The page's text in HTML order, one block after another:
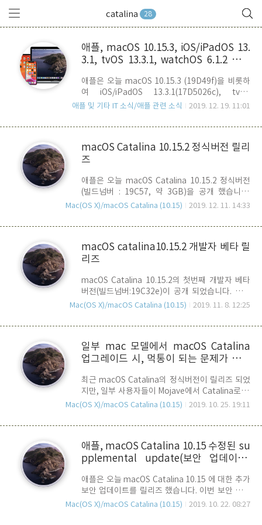
catalina 28
애플, macOS 10.15.3, iOS/iPadOS 13.
3.1, tvOS 13.3.1, watchOS 6.1.2 공개
애플은 오늘 macOS 10.15.3 (19D49f)을 비롯하
여 iOS/iPadOS 13.3.1(17D5026c), tvOS
13.3.1(17K5775c), watchOS 6.1.2(17S5775c)
요. 어제 개발자 버전이 릴리즈 되었고, 오늘 공개
특별히 알려진 새로운 기능과 관련된 소식이 없는
것으로 봐서는 성능 향상 및 버그 수정에 초점이 맞
논란이 되었던, 스크린 타임에서 커뮤니케이션 제
한 우회 버그가 수정되었을 것으로 예상됩니다.
애플 및 기타 IT 소식/애플 관련 소식 2019. 12. 19. 11:01
macOS Catalina 10.15.2 정식버전 릴리
즈
애플은 오늘 macOS Catalina 10.15.2 정식버전
(빌드넘버 : 19C57, 약 3GB)을 공개 했습니다.
10.15.1 공개 이 후, 40여일 만의 마이너 업데이트
정성, 신뢰성, 및 성능 향상에 초점을 맞춘 것으로,
있습니다. 음악 앱 - 음악 라이브러리를 관리하기 위
한 컬럼 브라우저 기능 부활 - 앨범 아트 워크가 정
음악 이퀄라이저 설정이 초기화 되던 버그를 수정
iTunes Remote - Mac의 음악 및 TV앱에서
iPhone 또는 iPad를 이용한 원격 제어 지원. 사진
Mac(OS X)/macOS Catalina (10.15) 2019. 12. 11. 14:33
macOS catalina10.15.2 개발자 베타 릴
리즈
macOS Catalina 10.15.2의 첫번째 개발자 베타
버전(빌드넘버:19C32e)이 공개 되었습니다. 업데
이트 패키지는 대략 2.8GB 정도 입니다. 릴리즈 노
으로는 AirPod Pro 지원 및 버그 픽스, 성능향상과
이틀 전 릴리즈 한 iOS/iPadOS 13.3 beta 와 맞추
는 수준으로 보입니다. 새로운 소식이 들리면 또 알
Mac(OS X)/macOS Catalina (10.15) 2019. 11. 8. 12:25
일부 mac 모델에서 macOS Catalina
업그레이드 시, 먹통이 되는 문제가 발생
최근 macOS Catalina의 정식버전이 릴리즈 되었
지만, 일부 사용자들이 Mojave에서 Catalina로 업
그레이드 후, mac이 먹통(Bricked)이 되어 복구하
럼에 올라오고 있습니다. 현재 이 문제는
(2015), MacBook Pro (mid 2012), iMac
(2013), mac mini (late 2012) 등 비교적 구형 모
다만, 크게 이슈가 되지 않는 이유는 동일한 mac
모델에 전체적으로 동일하게 발생하는 것이 아니
라, 일부 사용자에게서만 발생하고 있기 때문입니
Mac(OS X)/macOS Catalina (10.15) 2019. 10. 25. 19:11
애플, macOS Catalina 10.15 수정된 su
pplemental update(보안 업데이트)
애플은 오늘 macOS Catalina 10.15 에 대한 추가
보안 업데이트를 릴리즈 했습니다. 이번 보안 업데
이트는 좀 특이합니다. 원래 지난 10월 15일날 한
Mac(OS X)/macOS Catalina (10.15) 2019. 10. 22. 08:27